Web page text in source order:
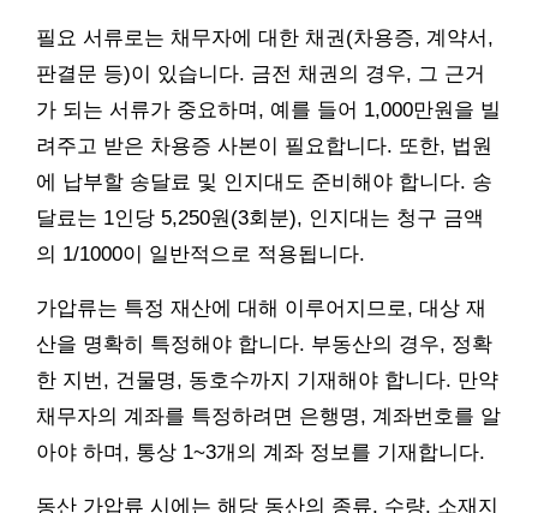
필요 서류로는 채무자에 대한 채권(차용증, 계약서,
판결문 등)이 있습니다. 금전 채권의 경우, 그 근거
가 되는 서류가 중요하며, 예를 들어 1,000만원을 빌
려주고 받은 차용증 사본이 필요합니다. 또한, 법원
에 납부할 송달료 및 인지대도 준비해야 합니다. 송
달료는 1인당 5,250원(3회분), 인지대는 청구 금액
의 1/1000이 일반적으로 적용됩니다.
가압류는 특정 재산에 대해 이루어지므로, 대상 재
산을 명확히 특정해야 합니다. 부동산의 경우, 정확
한 지번, 건물명, 동호수까지 기재해야 합니다. 만약
채무자의 계좌를 특정하려면 은행명, 계좌번호를 알
아야 하며, 통상 1~3개의 계좌 정보를 기재합니다.
동산 가압류 시에는 해당 동산의 종류, 수량, 소재지